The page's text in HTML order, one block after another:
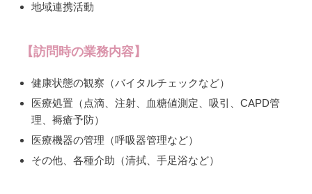
地域連携活動
【訪問時の業務内容】
健康状態の観察（バイタルチェックなど）
医療処置（点滴、注射、血糖値測定、吸引、CAPD管
理、褥瘡予防）
医療機器の管理（呼吸器管理など）
その他、各種介助（清拭、手足浴など）